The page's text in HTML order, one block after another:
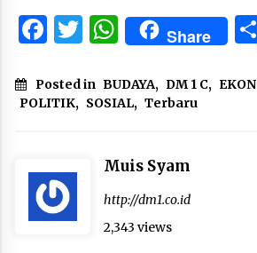
Facebook
Twitter
WhatsApp
Share
Posted in BUDAYA, DM 1 C,
POLITIK, SOSIAL, Terbaru
Muis Syam
http://dm1.co.id
2,343 views